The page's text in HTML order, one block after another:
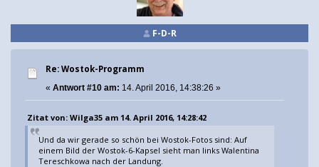
F-D-R
Re: Wostok-Programm
« Antwort #10 am: 14. April 2016, 14:38:26 »
Zitat von: Wilga35 am 14. April 2016, 14:28:42
Und da wir gerade so schön bei Wostok-Fotos sind: Auf
einem Bild der Wostok-6-Kapsel sieht man links Walentina
Tereschkowa nach der Landung.